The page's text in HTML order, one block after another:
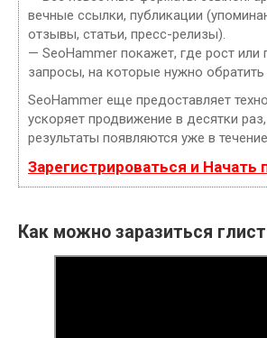
вечные ссылки, публикации
отзывы, статьи, пресс-релизы).
— SeoHammer покажет, где рост или
запросы, на которые нужно обратить
SeoHammer еще предоставляет
ускоряет продвижение в десятки
результаты появляются уже в
Зарегистрироваться и Начать
Как можно заразиться